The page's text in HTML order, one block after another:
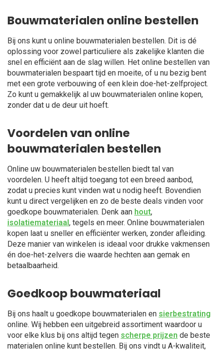
Bouwmaterialen online bestellen
Bij ons kunt u online bouwmaterialen bestellen. Dit is dé
oplossing voor zowel particuliere als zakelijke klanten die
snel en efficiënt aan de slag willen. Het online bestellen van
bouwmaterialen bespaart tijd en moeite, of u nu bezig bent
met een grote verbouwing of een klein doe-het-zelfproject.
Zo kunt u gemakkelijk al uw bouwmaterialen online kopen,
zonder dat u de deur uit hoeft.
Voordelen van online
bouwmaterialen bestellen
Online uw bouwmaterialen bestellen biedt tal van
voordelen. U heeft altijd toegang tot een breed aanbod,
zodat u precies kunt vinden wat u nodig heeft. Bovendien
kunt u direct vergelijken en zo de beste deals vinden voor
goedkope bouwmaterialen. Denk aan hout,
isolatiemateriaal, tegels en meer. Online bouwmaterialen
kopen laat u sneller en efficiënter werken, zonder afleiding.
Deze manier van winkelen is ideaal voor drukke vakmensen
én doe-het-zelvers die waarde hechten aan gemak en
betaalbaarheid.
Goedkoop bouwmateriaal
Bij ons haalt u goedkope bouwmaterialen en sierbestrating
online. Wij hebben een uitgebreid assortiment waardoor u
voor elke klus bij ons altijd tegen scherpe prijzen de beste
materialen online kunt bestellen. Bij ons vindt u A-kwaliteit,